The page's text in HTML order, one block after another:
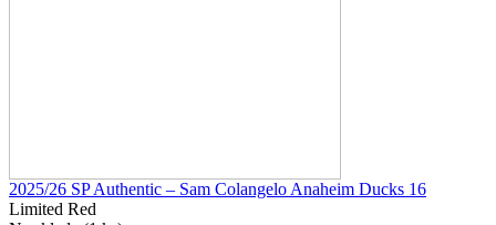
2025/26 SP Authentic – Sam Colangelo Anaheim Ducks 16
Limited Red